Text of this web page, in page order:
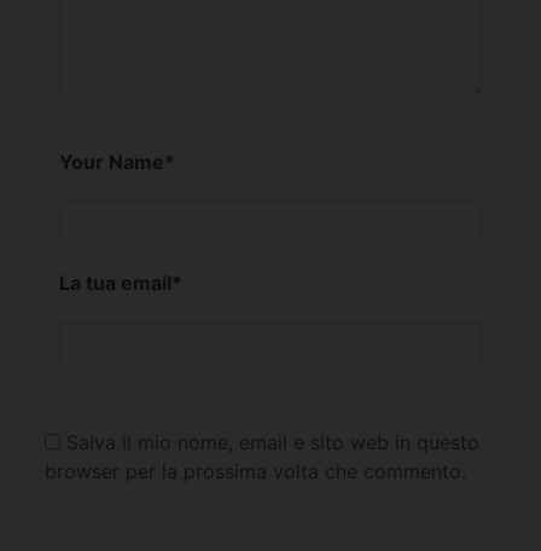
Your Name*
La tua email*
Salva il mio nome, email e sito web in questo
browser per la prossima volta che commento.